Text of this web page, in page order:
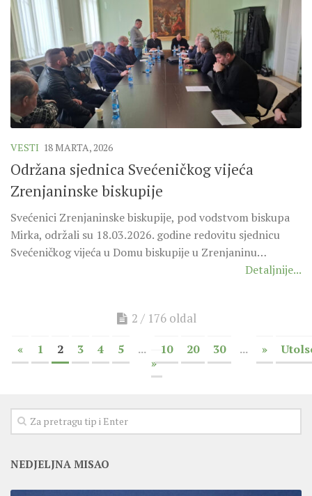
VESTI 18 MARTA, 2026
Održana sjednica Svećeničkog vijeća
Zrenjaninske biskupije
Svećenici Zrenjaninske biskupije, pod vodstvom biskupa
Mirka, održali su 18.03.2026. godine redovitu sjednicu
Svećeničkog vijeća u Domu biskupije u Zrenjaninu…
Detaljnije...
2 / 176 oldal
« 1 2 3 4 5 ... 10 20 30 ... »
»
NEDJELJNA MISAO